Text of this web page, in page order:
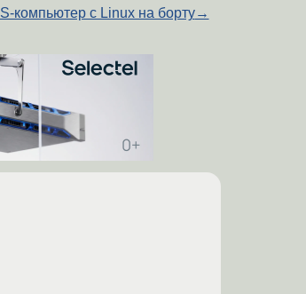
компьютер с Linux на борту→